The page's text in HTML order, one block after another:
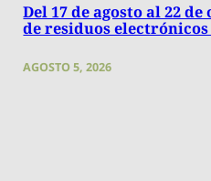
Del 17 de agosto al 22
de residuos electrónicos
AGOSTO 5, 2026